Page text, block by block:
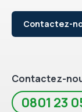
Contactez-
Contactez-
0801 23